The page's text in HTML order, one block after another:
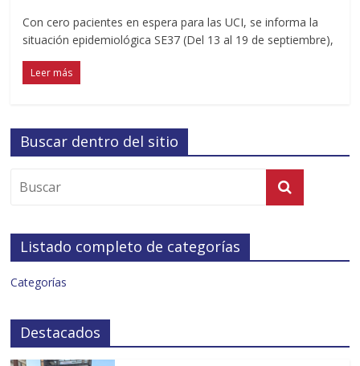
Con cero pacientes en espera para las UCI, se informa la
situación epidemiológica SE37 (Del 13 al 19 de septiembre),
Leer más
Buscar dentro del sitio
Listado completo de categorías
Categorías
Destacados